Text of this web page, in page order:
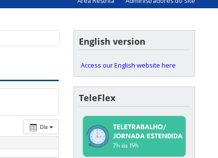
Dia
English version
Access our English website here
TeleFlex